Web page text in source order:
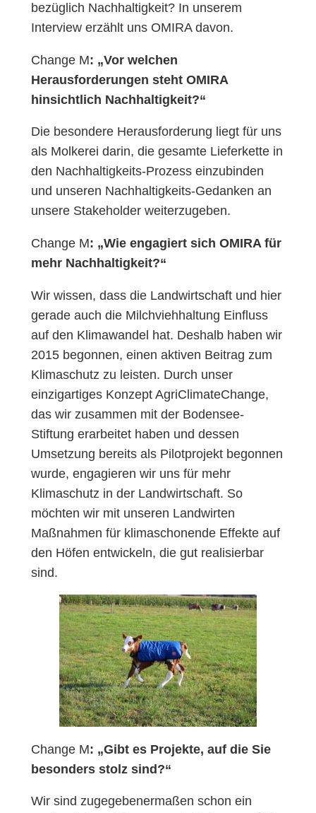
bezüglich Nachhaltigkeit? In unserem
Interview erzählt uns OMIRA davon.
Change M: „Vor welchen
Herausforderungen steht OMIRA
hinsichtlich Nachhaltigkeit?“
Die besondere Herausforderung liegt für uns
als Molkerei darin, die gesamte Lieferkette in
den Nachhaltigkeits-Prozess einzubinden
und unseren Nachhaltigkeits-Gedanken an
unsere Stakeholder weiterzugeben.
Change M: „Wie engagiert sich OMIRA für
mehr Nachhaltigkeit?“
Wir wissen, dass die Landwirtschaft und hier
gerade auch die Milchviehhaltung Einfluss
auf den Klimawandel hat. Deshalb haben wir
2015 begonnen, einen aktiven Beitrag zum
Klimaschutz zu leisten. Durch unser
einzigartiges Konzept AgriClimateChange,
das wir zusammen mit der Bodensee-
Stiftung erarbeitet haben und dessen
Umsetzung bereits als Pilotprojekt begonnen
wurde, engagieren wir uns für mehr
Klimaschutz in der Landwirtschaft. So
möchten wir mit unseren Landwirten
Maßnahmen für klimaschonende Effekte auf
den Höfen entwickeln, die gut realisierbar
sind.
Change M: „Gibt es Projekte, auf die Sie
besonders stolz sind?“
Wir sind zugegebenermaßen schon ein